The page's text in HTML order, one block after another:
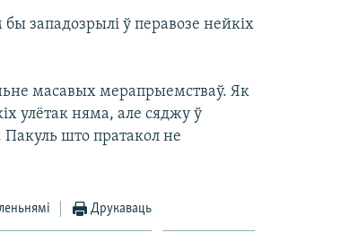
западозрылі ў перавозе нейкіх
масавых мерапрыемстваў. Як
улётак няма, але сяджу ў
Пакуль што пратакол не
Друкаваць